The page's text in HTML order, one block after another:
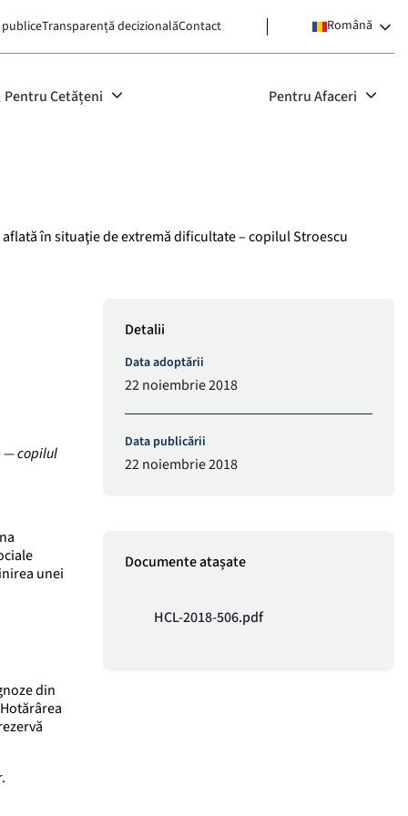
Transparență decizionalăContact Română
Pentru Cetățeni Pentru Afaceri
în situaţie de extremă dificultate – copilul Stroescu
— copilul
unei
din
Detalii
Data adoptării
22 noiembrie 2018
Data publicării
22 noiembrie 2018
Documente atașate
HCL-2018-506.pdf